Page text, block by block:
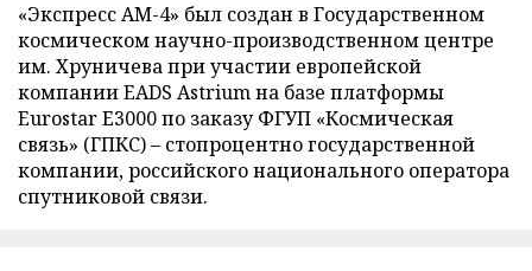
«Экспресс АМ-4» был создан в Государственном
космическом научно-производственном центре
им. Хруничева при участии европейской
компании EADS Astrium на базе платформы
Eurostar Е3000 по заказу ФГУП «Космическая
связь» (ГПКС) – стопроцентно государственной
компании, российского национального оператора
спутниковой связи.